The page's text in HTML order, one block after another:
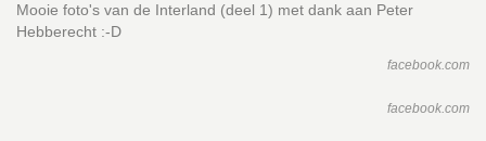
Mooie foto's van de Interland (deel 1) met dank aan Peter
Hebberecht :-D
facebook.com
facebook.com